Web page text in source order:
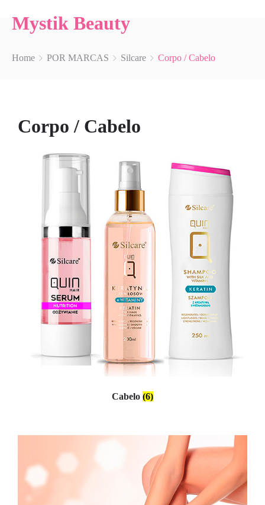
Mystik Beauty
Home POR MARCAS Silcare Corpo / Cabelo
Corpo / Cabelo
Cabelo (6)